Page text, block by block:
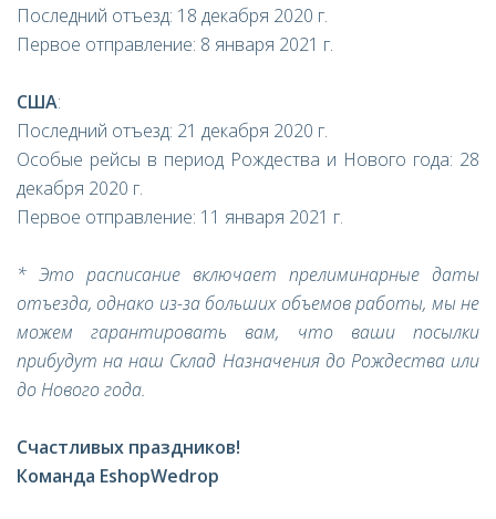
Последний отъезд: 18 декабря 2020 г.
Первое отправление: 8 января 2021 г.
США:
Последний отъезд: 21 декабря 2020 г.
Особые рейсы в период Рождества и Нового года: 28
декабря 2020 г.
Первое отправление: 11 января 2021 г.
* Это расписание включает прелиминарные даты
отъезда, однако из-за больших объемов работы, мы не
можем гарантировать вам, что ваши посылки
прибудут на наш Склад Назначения до Рождества или
до Нового года.
Счастливых праздников!
Команда EshopWedrop